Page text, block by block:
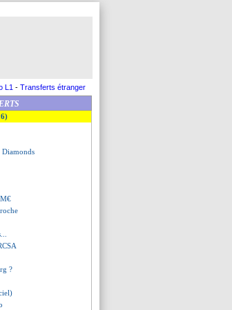
L1 - Transferts étranger
Diamonds
?